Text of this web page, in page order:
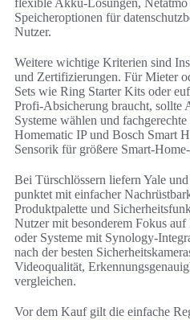
flexible Akku-Lösungen, Netatmo
Speicheroptionen für
Nutzer.
Weitere wichtige Kriterien sind
und Zertifizierungen. Für Mieter
Sets wie Ring Starter Kits oder
Profi-Absicherung braucht, sollte
Systeme wählen und
Homematic IP und Bosch Smart
Sensorik für größere
Bei Türschlössern liefern Yale
punktet mit einfacher
Produktpalette und
Nutzer mit besonderem Fokus
oder Systeme mit Synology-
nach der besten
Videoqualität,
vergleichen.
Vor dem Kauf gilt die einfache